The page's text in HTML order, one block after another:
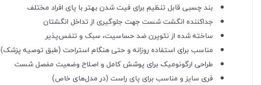
بند چسبی قابل تنظیم برای فیت شدن بهتر با پای افراد مختلف
جداکننده انگشت شست جهت جلوگیری از تداخل انگشتان
ساخته شده از نئوپرن ضد حساسیت، سبک و تنفس‌پذیر
مناسب برای استفاده روزانه و حتی هنگام استراحت (طبق توصیه پزشک)
طراحی ارگونومیک برای پوشش کامل و اصلاح وضعیت مفصل شست
فری سایز و مناسب برای پای راست (در مدل‌های خاص)